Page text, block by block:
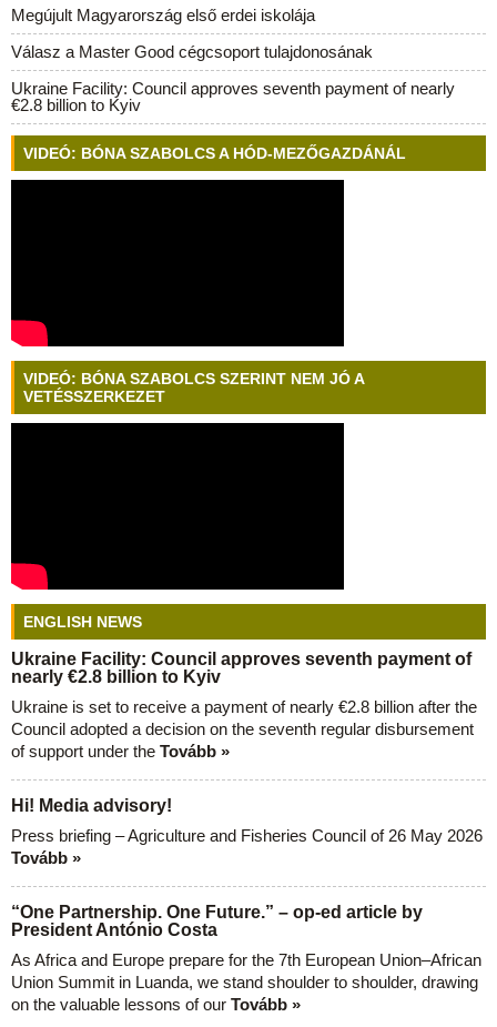
Megújult Magyarország első erdei iskolája
Válasz a Master Good cégcsoport tulajdonosának
Ukraine Facility: Council approves seventh payment of nearly
€2.8 billion to Kyiv
VIDEÓ: BÓNA SZABOLCS A HÓD-MEZŐGAZDÁNÁL
VIDEÓ: BÓNA SZABOLCS SZERINT NEM JÓ A
VETÉSSZERKEZET
ENGLISH NEWS
Ukraine Facility: Council approves seventh payment of
nearly €2.8 billion to Kyiv
Ukraine is set to receive a payment of nearly €2.8 billion after the
Council adopted a decision on the seventh regular disbursement
of support under the Tovább »
Hi! Media advisory!
Press briefing – Agriculture and Fisheries Council of 26 May 2026
Tovább »
“One Partnership. One Future.” – op-ed article by
President António Costa
As Africa and Europe prepare for the 7th European Union–African
Union Summit in Luanda, we stand shoulder to shoulder, drawing
on the valuable lessons of our Tovább »